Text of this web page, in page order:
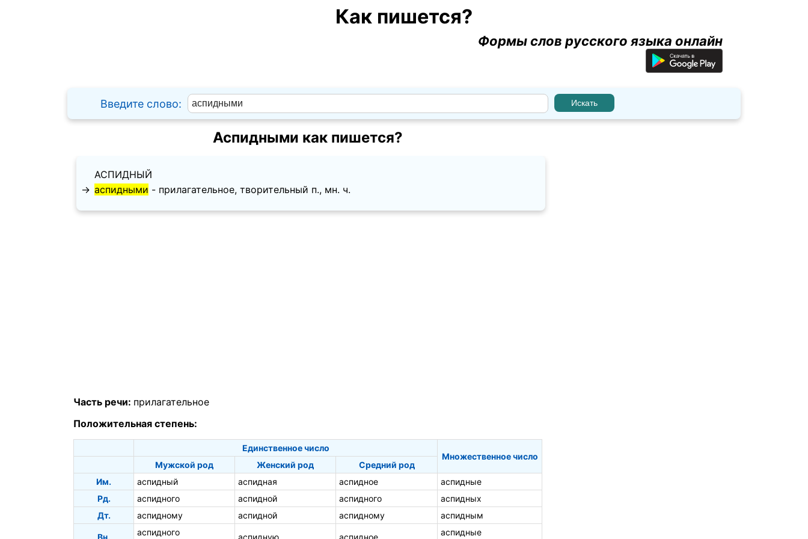
Как пишется?
Формы слов русского языка онлайн
Введите слово:
Аспидными как пишется?
АСПИДНЫЙ
→ аспидными - прилагательное, творительный п., мн. ч.
Часть речи: прилагательное
Положительная степень:
Единственное число
Множественное число
Мужской род
Женский род
Средний род
Им.
аспидный аспидная аспидное
аспидные
Рд.
аспидного аспидной аспидного
аспидных
Дт.
аспидному аспидной аспидному аспидным
аспидного
аспидные